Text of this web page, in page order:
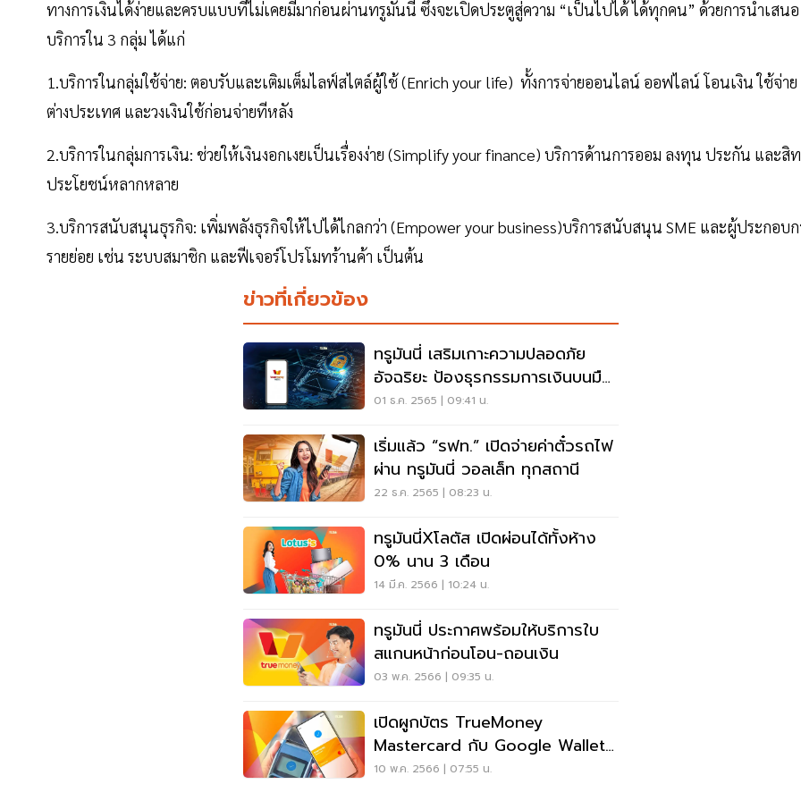
ทางการเงินได้ง่ายและครบแบบที่ไม่เคยมีมาก่อนผ่านทรูมันนี่ ซึ่งจะเปิดประตูสู่ความ “เป็นไปได้ ได้ทุกคน” ด้วยการนำเสนอ
บริการใน 3 กลุ่ม ได้แก่
1.บริการในกลุ่มใช้จ่าย: ตอบรับและเติมเต็มไลฟ์สไตล์ผู้ใช้ (Enrich your life) ทั้งการจ่ายออนไลน์ ออฟไลน์ โอนเงิน ใช้จ่าย
ต่างประเทศ และวงเงินใช้ก่อนจ่ายทีหลัง
2.บริการในกลุ่มการเงิน: ช่วยให้เงินงอกเงยเป็นเรื่องง่าย (Simplify your finance) บริการด้านการออม ลงทุน ประกัน และสิ
ประโยชน์หลากหลาย
3.บริการสนับสนุนธุรกิจ: เพิ่มพลังธุรกิจให้ไปได้ไกลกว่า (Empower your business)บริการสนับสนุน SME และผู้ประกอบก
รายย่อย เช่น ระบบสมาชิก และฟีเจอร์โปรโมทร้านค้า เป็นต้น
ข่าวที่เกี่ยวข้อง
ทรูมันนี่ เสริมเกาะความปลอดภัย
อัจฉริยะ ป้องธุรกรรมการเงินบนมือ
ถือ
01 ธ.ค. 2565 | 09:41 น.
เริ่มแล้ว “รฟท.” เปิดจ่ายค่าตั๋วรถไฟ
ผ่าน ทรูมันนี่ วอลเล็ท ทุกสถานี
22 ธ.ค. 2565 | 08:23 น.
ทรูมันนี่Xโลตัส เปิดผ่อนได้ทั้งห้าง
0% นาน 3 เดือน
14 มี.ค. 2566 | 10:24 น.
ทรูมันนี่ ประกาศพร้อมให้บริการใบ
สแกนหน้าก่อนโอน-ถอนเงิน
03 พ.ค. 2566 | 09:35 น.
เปิดผูกบัตร TrueMoney
Mastercard กับ Google Wallet
ครั้งแรก
10 พ.ค. 2566 | 07:55 น.